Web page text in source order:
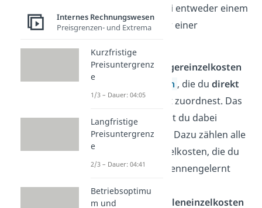
Einzelkosten dabei entweder einem
Kostenträger oder einer
DieKostenträgereinzelkosten
Kosten , die du direkt
einem Produkt zuordnest. Das
Produkt nennst du dabei
Kostenträger
. Dazu zählen alle
Arten der Einzelkosten, die du
oben bereits kennengelernt
hast.
Die
Kostenstelleneinzelkosten
Internes Rechnungswesen
Preisgrenzen- und Extrema
Kurzfristige
Preisuntergrenz
e
1/3 – Dauer: 04:05
Langfristige
Preisuntergrenz
e
2/3 – Dauer: 04:41
Betriebsoptimu
m und